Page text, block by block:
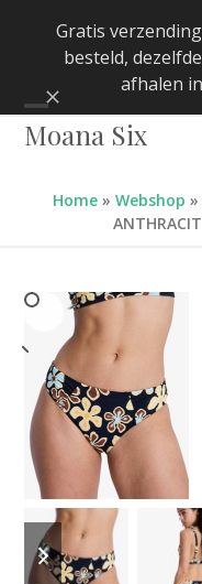
Gratis
besteld,
afhalen
Negeren
Moana Six
Open
menu
Close
menu
Home » Webshop »
previous
slide
next
slide